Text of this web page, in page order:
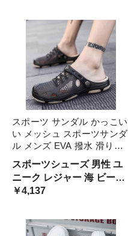
軽量 爽快 リラックス 夏ス
ニーカー メンズ用 上品
スポーツ サンダル かっこい
い メッシュ スポーツサンダ
ル メンズ EVA 撥水 滑り止
め 黒 紺 緑 レジャー アウト
ドア キャンプ ビーチサンダ
ル 春夏 シューズ 涼しい 男
性用 グリーン 軽量
スポーツシューズ 男性 ユ
ニーク レジャー 海 ビーチ
川 キャンプ 夏用 スリッパ
清涼感 蒸れない スポーテ
ィー ストリート
￥4,137